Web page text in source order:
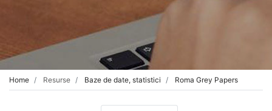
Home Resurse Baze de date, statistici Roma Grey Papers